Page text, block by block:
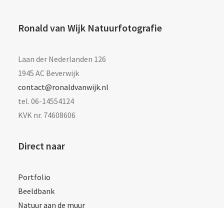
Ronald van Wijk Natuurfotografie
Laan der Nederlanden 126
1945 AC Beverwijk
contact@ronaldvanwijk.nl
tel. 06-14554124
KVK nr. 74608606
Direct naar
Portfolio
Beeldbank
Natuur aan de muur